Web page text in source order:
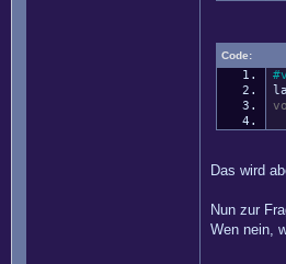
Code:
Das wird
Nun zur
Wen nein,